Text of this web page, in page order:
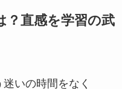
？直感を学習の武
いの時間をなく